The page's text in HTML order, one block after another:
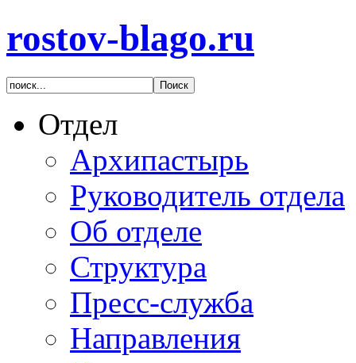
rostov-blago.ru
Отдел
Архипастырь
Руководитель отдела
Об отделе
Структура
Пресс-служба
Направления